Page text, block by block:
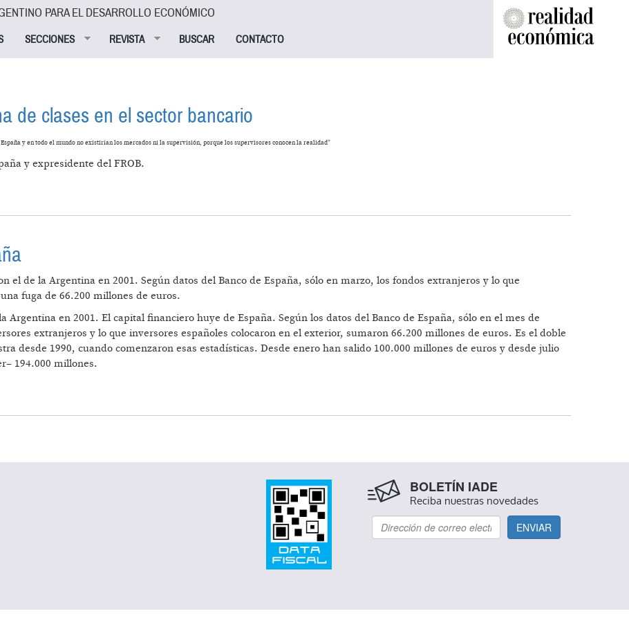
PARA EL DESARROLLO ECONÓMICO
SECCIONES REVISTA BUSCAR CONTACTO
de clases en el sector bancario
y en todo el mundo no existirían los mercados ni la supervisión, porque los supervisores conocen la realidad”
y expresidente del FROB.
el de la Argentina en 2001. Según datos del Banco de España, sólo en marzo, los fondos extranjeros y lo que
fuga de 66.200 millones de euros.
Argentina en 2001. El capital financiero huye de España. Según los datos del Banco de España, sólo en el mes de
extranjeros y lo que inversores españoles colocaron en el exterior, sumaron 66.200 millones de euros. Es el doble
desde 1990, cuando comenzaron esas estadísticas. Desde enero han salido 100.000 millones de euros y desde julio
194.000 millones.
BOLETÍN IADE
Reciba nuestras novedades
ENVIAR